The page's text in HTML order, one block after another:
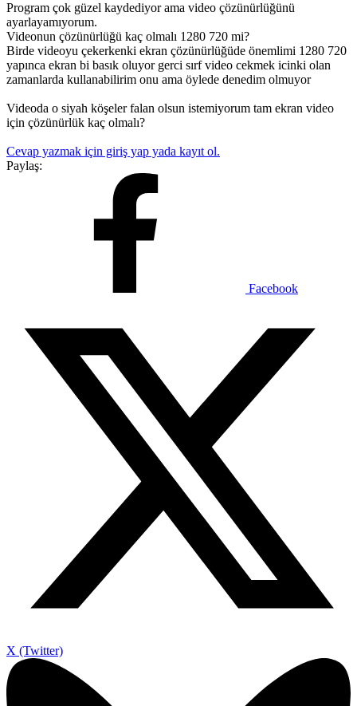
Program çok güzel kaydediyor ama video çözünürlüğünü
ayarlayamıyorum.
Videonun çözünürlüğü kaç olmalı 1280 720 mi?
Birde videoyu çekerkenki ekran çözünürlüğüde önemlimi 1280 720
yapınca ekran bi basık oluyor gerci sırf video cekmek icinki olan
zamanlarda kullanabilirim onu ama öylede denedim olmuyor
Videoda o siyah köşeler falan olsun istemiyorum tam ekran video
için çözünürlük kaç olmalı?
Cevap yazmak için giriş yap yada kayıt ol.
Paylaş:
Facebook
X (Twitter)